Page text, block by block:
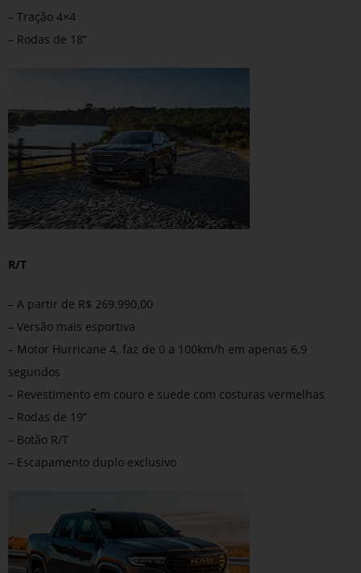
– Tração 4×4
– Rodas de 18’’
R/T
– A partir de R$ 269.990,00
– Versão mais esportiva
– Motor Hurricane 4, faz de 0 a 100km/h em apenas 6,9
segundos
– Revestimento em couro e suede com costuras vermelhas
– Rodas de 19’’
– Botão R/T
– Escapamento duplo exclusivo